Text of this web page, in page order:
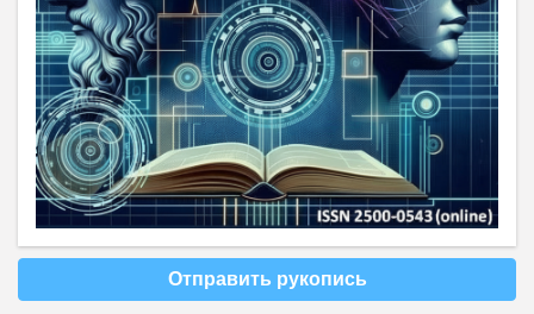
Отправить рукопись